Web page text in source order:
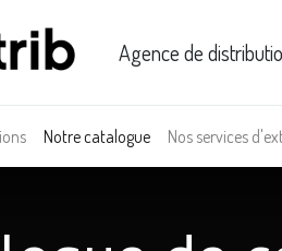
Agence de
Notre catalogue Nos services